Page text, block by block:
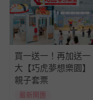
買一送一！再加送一
大【巧虎夢想樂園】
親子套票
最新開團